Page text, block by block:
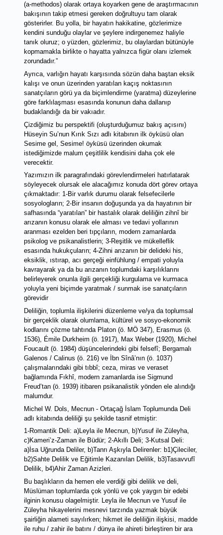
(a-methodos) olarak ortaya koyarken gene de araştırmacının
bakışının takip etmesi gereken doğrultuyu tam olarak
gösterirler. Bu yolla, bir hayatın hakikatine, gözlerimize
kendini sunduğu olaylar ve şeylere indirgenemez haliyle
tanık oluruz; o yüzden, gözlerimiz, bu olaylardan bütünüyle
kopmamakla birlikte o hayatta yalnızca figür olanı izlemek
zorundadır.”
Ayrıca, varlığın hayatı karşısında sözün daha baştan eksik
kalışı ve onun üzerinden yaratılan kaçış noktasının
sanatçıların görü ya da biçimlendirme (yaratma) düzeylerine
göre farklılaşması esasında konunun daha dallanıp
budaklandığı da bir vakıadır.
Çizdiğimiz bu perspektifi (oluşturduğumuz bakış açısını)
Hüseyin Su’nun Kırık Sızı adlı kitabının ilk öyküsü olan
Sesime gel, Sesime! öyküsü üzerinden okumak
istediğimizde malum çeşitlilik kendisini daha çok ele
verecektir.
Yazımızın ilk paragrafındaki görevlendirmeleri hatırlatarak
söyleyecek olursak ele alacağımız konuda dört görev ortaya
çıkmaktadır: 1-Bir varlık durumu olarak felsefecilerle
sosyologların; 2-Bir insanın doğuşunda ya da hayatının bir
safhasında “yaratılan” bir hastalık olarak deliliğin zihnî bir
arızanın konusu olarak ele alması ve tedavi yollarının
aranması ezelden beri tıpçıların, modern zamanlarda
psikolog ve psikanalistlerin; 3-Reşitlik ve mükelleflik
esasında hukukçuların; 4-Zihni arızanın bir delideki his,
eksiklik, ıstırap, acı gerçeği einfühlung / empati yoluyla
kavrayarak ya da bu arızanın toplumdaki karşılıklarını
belirleyerek onunla ilgili gerçekliği kurgulama ve kurmaca
yoluyla yeni biçimde yaratmak / sunmak ise sanatçıların
görevidir
Deliliğin, toplumla ilişkilerini düzenleme ve/ya da toplumsal
bir gerçeklik olarak olumlama, kültürel ve sosyo-ekonomik
kodlarını çözme tahtında Platon (ö. MÖ 347), Erasmus (ö.
1536), Émile Durkheim (ö. 1917), Max Weber (1920), Michel
Foucault (ö. 1984) düşüncelerindeki gibi felsefî; Bergamalı
Galenos / Calinus (ö. 216) ve İbn Sînâ’nın (ö. 1037)
çalışmalarındaki gibi tıbbî; ceza, miras ve veraset
bağlamında Fıkhî, modern zamanlarda ise Sigmund
Freud’tan (ö. 1939) itibaren psikanalistik yönden ele alındığı
malumdur.
Michel W. Dols, Mecnun - Ortaçağ İslam Toplumunda Deli
adlı kitabında deliliği şu şekilde tasnif etmiştir:
1-Romantik Deli: a)Leyla ile Mecnun, b)Yusuf ile Züleyha,
c)Kameri’z-Zaman ile Büdür; 2-Akıllı Deli; 3-Kutsal Deli:
a)İsa Uğrunda Deliler, b)Tanrı Aşkıyla Delirenler: b1)Çileciler,
b2)Sahte Delilik ve Eğitimle Kazanılan Delilik, b3)Tasavvufî
Delilik, b4)Ahir Zaman Azizleri.
Bu başlıkların da hemen ele verdiği gibi delilik ve deli,
Müslüman toplumlarda çok yönlü ve çok yaygın bir edebi
ilginin konusu olagelmiştir. Leyla ile Mecnun ve Yusuf ile
Züleyha hikayelerini mesnevi tarzında yazmak büyük
şairliğin alameti sayılırken; hikmet ile deliliğin ilişkisi, madde
ile ruhu / zahir ile batını / dünya ile ahireti birleştiren bir ara